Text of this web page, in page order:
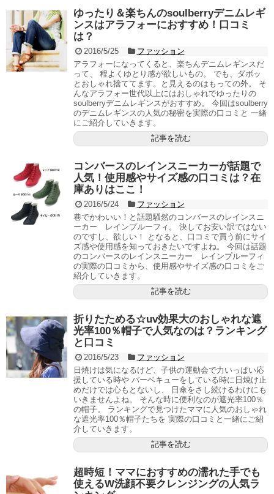
ゆったり＆楽ちんのsoulberryデニムレギ
ンスはアラフォーにおすすめ！口コミ
は？
2016/5/25
ファッション
アラフォーになってくると、楽ちんデニムレギンスだ
って、 程よくゆとり感が欲しいもの。 でも、ダボッ
とおしゃれ捨ててます。と見えるのはもっての外。 そ
んなアラフォー世代以上にはおしゃれでゆったりの
soulberryデニムレギンスがおすすめ。 今回はsoulberry
のデニムレギンスの人気の秘密を実際の口コミと 一緒
にご紹介していきます。
記事を読む
コンバースのレインスニーカーが話題で
人気！使用感やサイズ感の口コミは？在
庫ありはここ！
2016/5/24
ファッション
巷でかわいい！と話題騒然のコンバースのレインスニ
ーカー レインプルーフィ。 決してお安い訳ではない
のですし、欲しい！ となると、口コミで買う前にサイ
ズ感や使用感を知っておきたいですよね。 今回は話題
のコンバースのレインスニーカー レインプルーフィ
の実際の口コミから、使用感やサイズ感の口コミをご
紹介していきます。
記事を読む
折りたためる☆uv効果大のおしゃれな遮
光率100％帽子で人気なのは？ランキング
と口コミ
2016/5/23
ファッション
日焼けは気になるけど、子供の運動会で力いっぱい応
援している時や バーベキューをしている時に日焼け止
めだけでは心もとないし、 日傘をさし続けるわけにも
いきませんよね。 そんな時に便利なのが遮光率100％
の帽子。 ランキングで見つけたママに人気のおしゃれ
な遮光率100％帽子たちを 実際の口コミと一緒にご紹
介していきます。
記事を読む
超時短！ママにおすすめの濡れた手でも
使えるW洗顔不要クレンジングの人気ラ